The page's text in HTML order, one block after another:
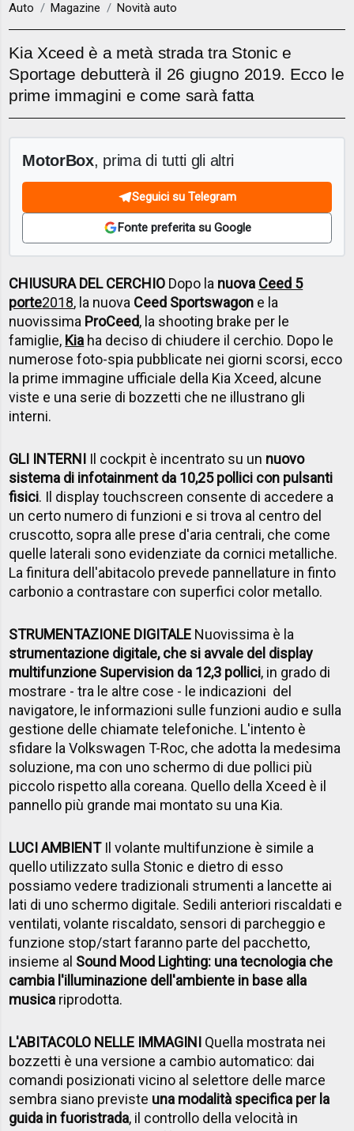
Auto Magazine Novità auto
Kia Xceed è a metà strada tra Stonic e
Sportage debutterà il 26 giugno 2019. Ecco le
prime immagini e come sarà fatta
MotorBox, prima di tutti gli altri
Seguici su Telegram
Fonte preferita su Google
CHIUSURA DEL CERCHIO Dopo la nuova Ceed 5
porte2018, la nuova Ceed Sportswagon e la
nuovissima ProCeed, la shooting brake per le
famiglie, Kia ha deciso di chiudere il cerchio. Dopo le
numerose foto-spia pubblicate nei giorni scorsi, ecco
la prime immagine ufficiale della Kia Xceed, alcune
viste e una serie di bozzetti che ne illustrano gli
interni.
GLI INTERNI Il cockpit è incentrato su un nuovo
sistema di infotainment da 10,25 pollici con pulsanti
fisici. Il display touchscreen consente di accedere a
un certo numero di funzioni e si trova al centro del
cruscotto, sopra alle prese d'aria centrali, che come
quelle laterali sono evidenziate da cornici metalliche.
La finitura dell'abitacolo prevede pannellature in finto
carbonio a contrastare con superfici color metallo.
STRUMENTAZIONE DIGITALE Nuovissima è la
strumentazione digitale, che si avvale del display
multifunzione Supervision da 12,3 pollici, in grado di
mostrare - tra le altre cose - le indicazioni del
navigatore, le informazioni sulle funzioni audio e sulla
gestione delle chiamate telefoniche. L'intento è
sfidare la Volkswagen T-Roc, che adotta la medesima
soluzione, ma con uno schermo di due pollici più
piccolo rispetto alla coreana. Quello della Xceed è il
pannello più grande mai montato su una Kia.
LUCI AMBIENTIl volante multifunzione è simile a
quello utilizzato sulla Stonic e dietro di esso
possiamo vedere tradizionali strumenti a lancette ai
lati di uno schermo digitale. Sedili anteriori riscaldati e
ventilati, volante riscaldato, sensori di parcheggio e
funzione stop/start faranno parte del pacchetto,
insieme al Sound Mood Lighting: una tecnologia che
cambia l'illuminazione dell'ambiente in base alla
musica riprodotta.
L'ABITACOLO NELLE IMMAGINI Quella mostrata nei
bozzetti è una versione a cambio automatico: dai
comandi posizionati vicino al selettore delle marce
sembra siano previste una modalità specifica per la
guida in fuoristrada, il controllo della velocità in